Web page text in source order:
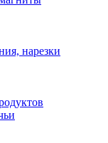
нарезки